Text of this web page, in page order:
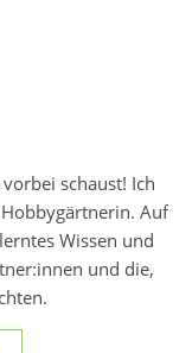
schaust! Ich
Auf
Wissen und
und die,